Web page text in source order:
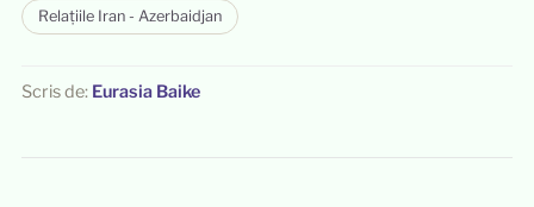
Relațiile Iran - Azerbaidjan
Scris de: Eurasia Baike